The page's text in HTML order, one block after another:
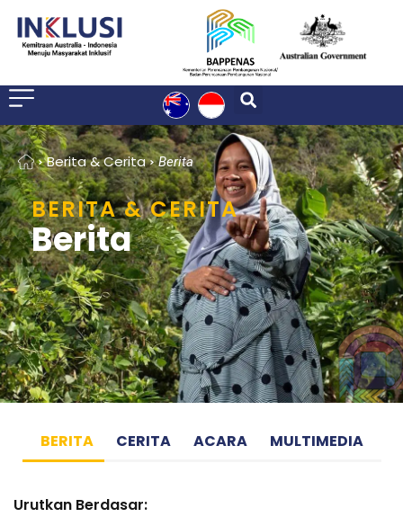
HomeBerita & Cerita Berita
BERITA & CERITA
Berita
BERITA CERITA ACARA MULTIMEDIA
Urutkan Berdasar: